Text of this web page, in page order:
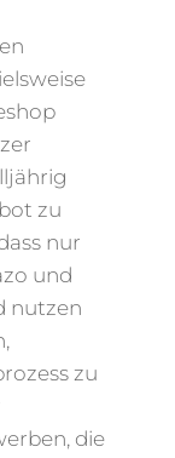
zu
nur
und
nutzen
zu
die